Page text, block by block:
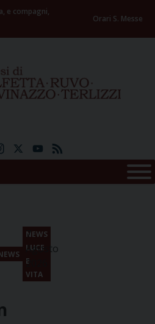
e compagni,
Orari S. Messe
InstagramYouTube
NEWS
LUCE
E
VITA
7
Agosto
2026